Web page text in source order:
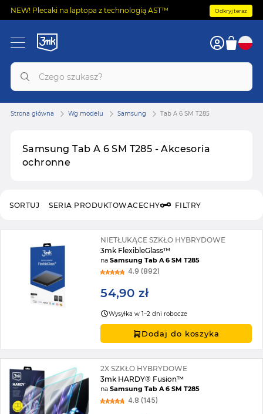
NEW! Plecaki na laptopa z technologią AST™ Odkryj teraz
Samsung Tab A 6 SM T285 - Akcesoria
ochronne
Strona główna Wg modelu Samsung Tab A 6 SM T285
SERIA PRODUKTOWACECHY FILTRY
SORTUJ
NIETŁUKĄCE SZKŁO HYBRYDOWE
3mk FlexibleGlass™
naSamsung Tab A 6 SM T285
4.9 (892)
54,90 zł
Wysyłka w 1–2 dni robocze
Dodaj do koszyka
2X SZKŁO HYBRYDOWE
3mk HARDY® Fusion™
naSamsung Tab A 6 SM T285
4.8 (145)